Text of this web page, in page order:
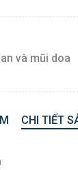
và mũi doa
CHI TIẾT